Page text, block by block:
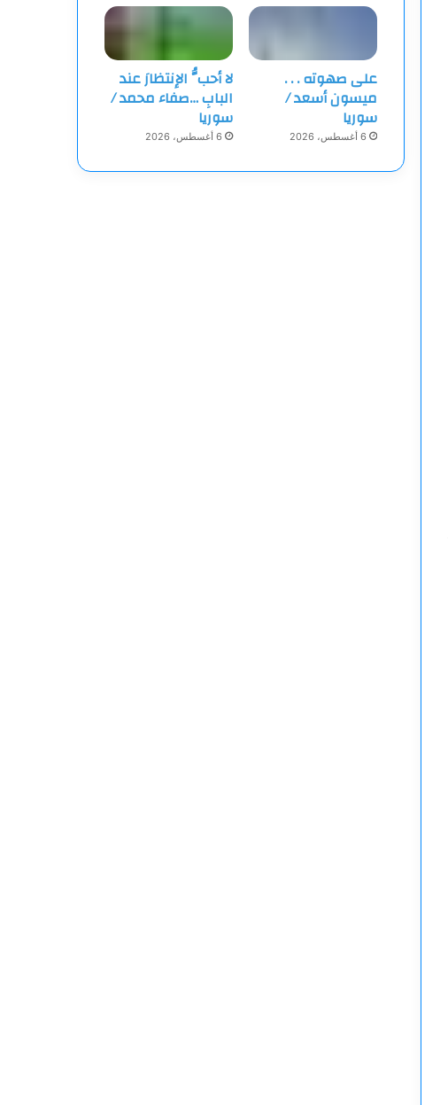
على صهوته . . .
ميسون أسعد /
سوريا
6 أغسطس، 2026
لا أحبُّ الإنتظارَ عند
البابِ …صفاء محمد /
سوريا
6 أغسطس، 2026